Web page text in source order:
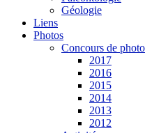
Géologie
Liens
Photos
Concours de photo
2017
2016
2015
2014
2013
2012